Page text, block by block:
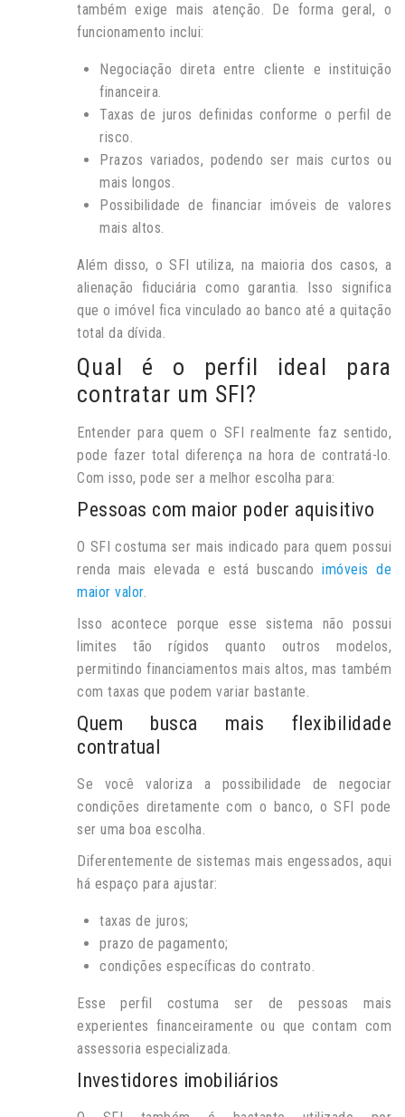
também exige mais atenção. De forma geral, o
funcionamento inclui:
Negociação direta entre cliente e instituição
financeira.
Taxas de juros definidas conforme o perfil de
risco.
Prazos variados, podendo ser mais curtos ou
mais longos.
Possibilidade de financiar imóveis de valores
mais altos.
Além disso, o SFI utiliza, na maioria dos casos, a
alienação fiduciária como garantia. Isso significa
que o imóvel fica vinculado ao banco até a quitação
total da dívida.
Qual é o perfil ideal para
contratar um SFI?
Entender para quem o SFI realmente faz sentido,
pode fazer total diferença na hora de contratá-lo.
Com isso, pode ser a melhor escolha para:
Pessoas com maior poder aquisitivo
O SFI costuma ser mais indicado para quem possui
renda mais elevada e está buscandoimóveis de
maior valor.
Isso acontece porque esse sistema não possui
limites tão rígidos quanto outros modelos,
permitindo financiamentos mais altos, mas também
com taxas que podem variar bastante.
Quem busca mais flexibilidade
contratual
Se você valoriza a possibilidade de negociar
condições diretamente com o banco, o SFI pode
ser uma boa escolha.
Diferentemente de sistemas mais engessados, aqui
há espaço para ajustar:
taxas de juros;
prazo de pagamento;
condições específicas do contrato.
Esse perfil costuma ser de pessoas mais
experientes financeiramente ou que contam com
assessoria especializada.
Investidores imobiliários